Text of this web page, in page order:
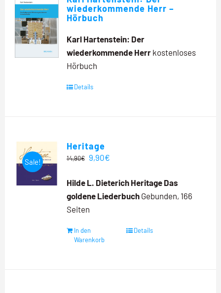
wiederkommende Herr –
Hörbuch
Karl Hartenstein: Der
wiederkommende Herr kostenloses
Hörbuch
Details
Sale!
Heritage
14,90€ Ursprünglicher
war:
14,90€
9,90€Aktueller
ist:
9,90€.
Hilde L. Dieterich Heritage Das
goldene LiederbuchGebunden, 166
Seiten
In den
Warenkorb
Details